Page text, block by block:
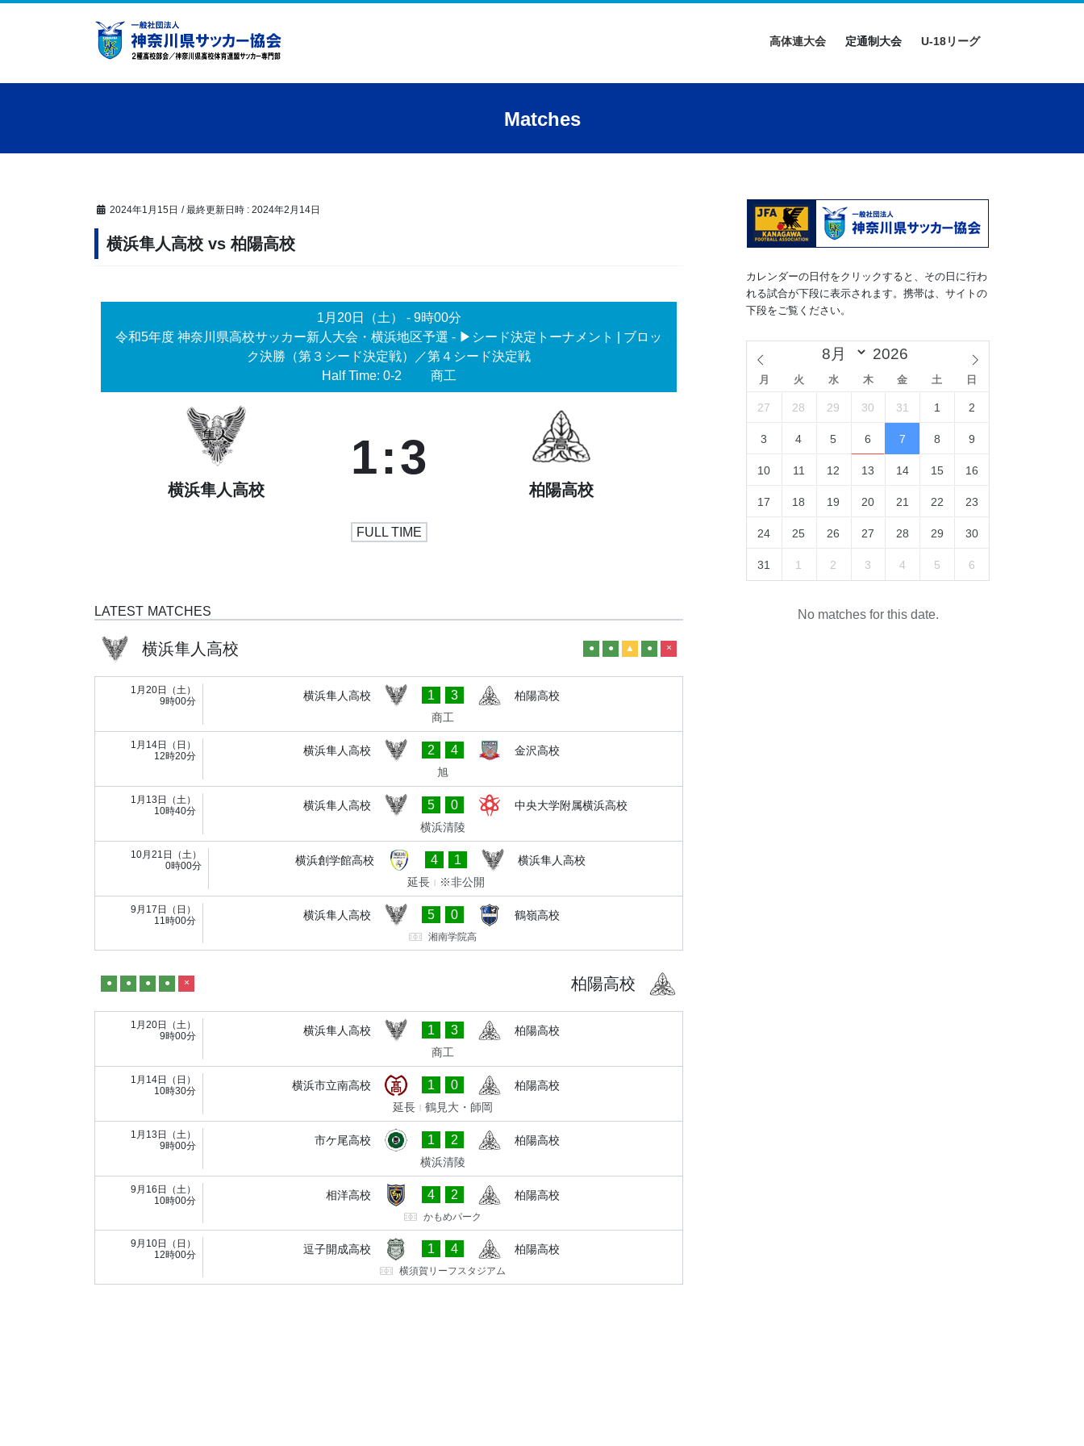
ツ
シ
高体連大会 定通制大会 U-18リーグ
Matches
2024年1月15日 / 最終更新日時 : 2024年2月14日
横浜隼人高校 vs 柏陽高校
1月20日（土） - 9時00分
令和5年度 神奈川県高校サッカー新人大会・横浜地区予選 - ▶シード決定トーナメント
| ブロッ
ク決勝（第３シード決定戦）／第４シード決定戦
Half Time: 0-2
商工
横浜隼人高校
1:3
柏陽高校
FULL TIME
LATEST MATCHES
横浜隼人高校 ● ● ▲ ● ×
1月20日（土）
9時00分
横浜隼人高校 1 3
柏陽高校
商工
1月14日（日）
12時20分
横浜隼人高校 2 4
金沢高校
旭
1月13日（土）
10時40分
横浜隼人高校 5 0
中央大学附属横浜高校
横浜清陵
10月21日（土）
0時00分
横浜創学館高校 4 1
横浜隼人高校
延長
※非公開
9月17日（日）
11時00分
横浜隼人高校 5 0 鶴嶺高校
湘南学院高
柏陽高校
● ● ● ● ×
1月20日（土）
9時00分
横浜隼人高校 1 3
柏陽高校
商工
1月14日（日）
10時30分
横浜市立南高校 1 0
柏陽高校
延長
鶴見大・師岡
1月13日（土）
9時00分
市ケ尾高校 1 2
柏陽高校
横浜清陵
9月16日（土）
10時00分
相洋高校 4 2 柏陽高校
かもめパーク
9月10日（日）
12時00分
逗子開成高校 1 4 柏陽高校
横須賀リーフスタジアム
カレンダーの日付をクリックすると、その日に行わ
れる試合が下段に表示されます。携帯は、サイトの
下段をご覧ください。
月 火 水 木 金 土 日
27 28 29 30 31 1 2
3 4 5 6 7 8 9
10 11 12 13 14 15 16
17 18 19 20 21 22 23
24 25 26 27 28 29 30
31 1 2 3 4 5 6
No matches for this date.